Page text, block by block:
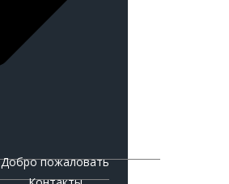
Добро пожаловать